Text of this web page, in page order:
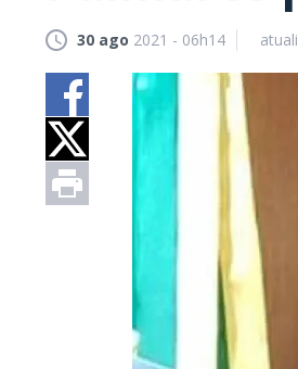
30 ago 2021 - 06h14